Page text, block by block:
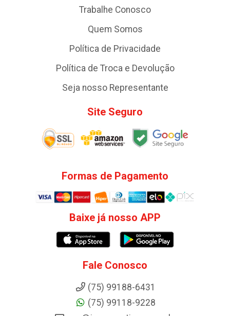
Trabalhe Conosco
Quem Somos
Política de Privacidade
Política de Troca e Devolução
Seja nosso Representante
Site Seguro
Formas de Pagamento
Baixe já nosso APP
Fale Conosco
(75) 99188-6431
(75) 99118-9228